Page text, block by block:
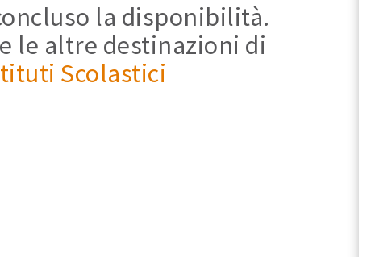
la disponibilità.
le altre destinazioni di
Scolastici